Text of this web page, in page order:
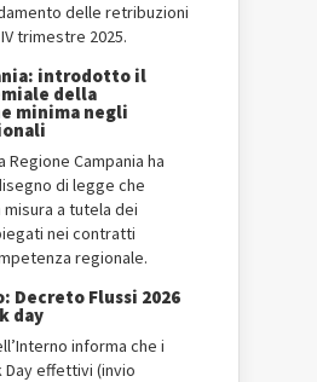
delle retribuzioni
trimestre 2025.
introdotto il
della
minima negli
Regione Campania ha
di legge che
a tutela dei
nei contratti
regionale.
Decreto Flussi 2026
day
informa che i
Day effettivi (invio